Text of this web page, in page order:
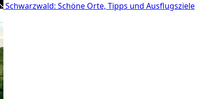
Schwarzwald: Schöne Orte, Tipps und Ausflugsziele